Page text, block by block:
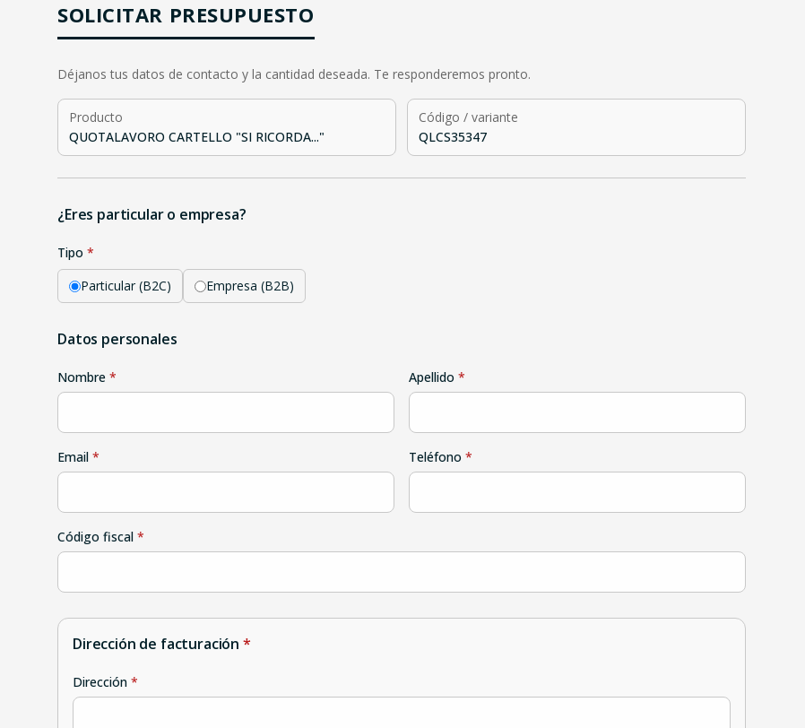
SOLICITAR PRESUPUESTO
Déjanos tus datos de contacto y la cantidad deseada. Te responderemos pronto.
Producto
QUOTALAVORO CARTELLO "SI RICORDA..."
Código / variante
QLCS35347
¿Eres particular o empresa?
Tipo *
Particular (B2C) Empresa (B2B)
Datos personales
Nombre * Apellido *
Email * Teléfono *
Código fiscal *
Dirección de facturación *
Dirección *